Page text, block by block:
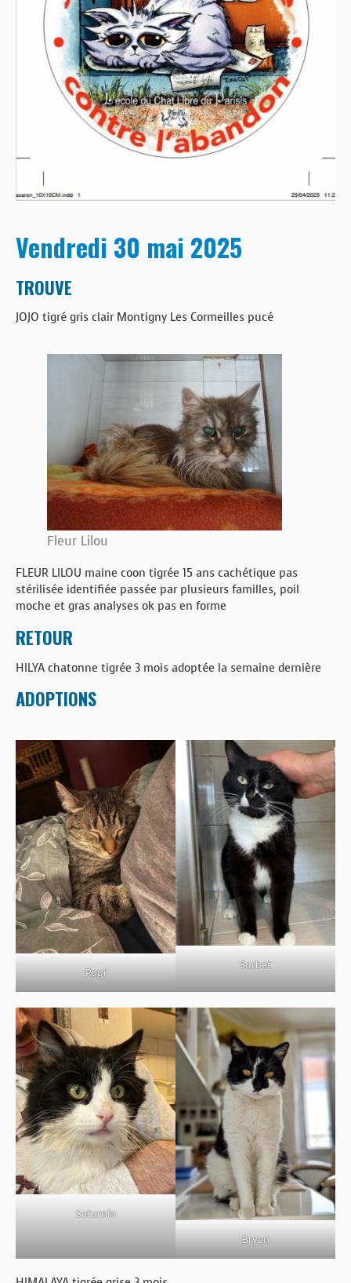
Vendredi 30 mai 2025
TROUVE
JOJO tigré gris clair Montigny Les Cormeilles pucé
Fleur Lilou
FLEUR LILOU maine coon tigrée 15 ans cachétique pas
stérilisée identifiée passée par plusieurs familles, poil
moche et gras analyses ok pas en forme
RETOUR
HILYA chatonne tigrée 3 mois adoptée la semaine dernière
ADOPTIONS
Popi
Sorbet
Saturnin
Bryan